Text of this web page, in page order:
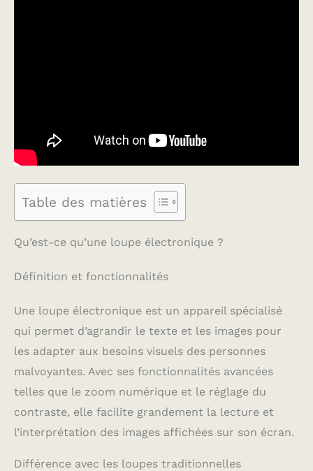
Table des matières
Qu’est-ce qu’une loupe électronique ?
Définition et fonctionnalités
Une loupe électronique est un appareil spécialisé
qui permet d’agrandir le texte et les images pour
les adapter aux besoins visuels des personnes
malvoyantes. Avec ses fonctionnalités avancées
telles que le zoom numérique et le réglage du
contraste, elle facilite grandement la lecture et
l’interprétation des images affichées sur son écran.
Différence avec les loupes traditionnelles